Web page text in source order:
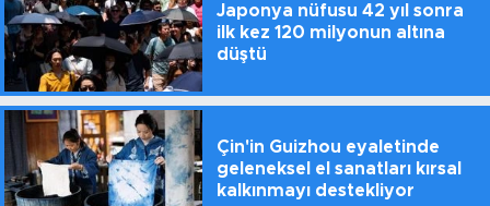
Japonya nüfusu 42 yıl sonra
ilk kez 120 milyonun altına
düştü
Çin'in Guizhou eyaletinde
geleneksel el sanatları kırsal
kalkınmayı destekliyor